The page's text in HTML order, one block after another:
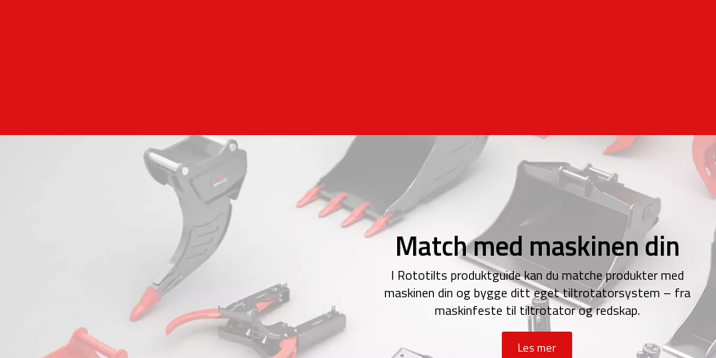
Match med maskinen din
I Rototilts produktguide kan du matche produkter med
maskinen din og bygge ditt eget tiltrotatorsystem – fra
maskinfeste til tiltrotator og redskap.
Les mer